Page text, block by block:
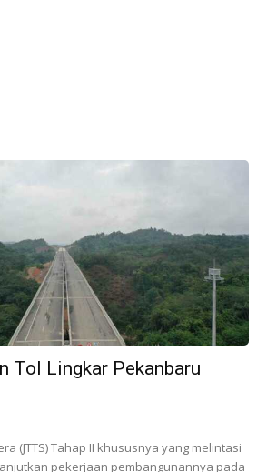
Tol Lingkar Pekanbaru
(JTTS) Tahap II khususnya yang melintasi
pekerjaan pembangunannya pada